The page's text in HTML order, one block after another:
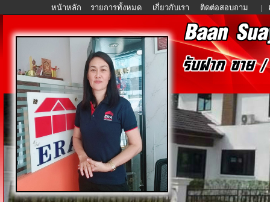
หน้าหลัก รายการทั้งหมด เกี่ยวกับเรา ติดต่อสอบถาม |